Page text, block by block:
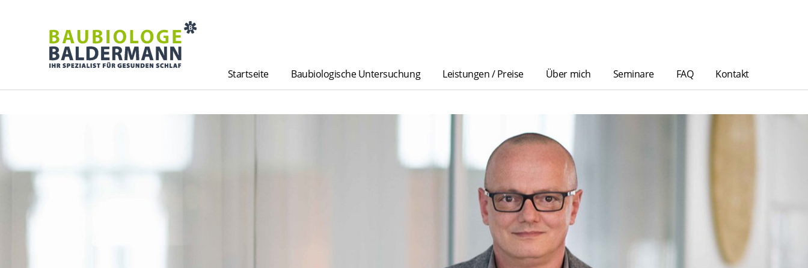
Startseite Baubiologische Untersuchung Leistungen / Preise Über mich Seminare FAQ Kontakt